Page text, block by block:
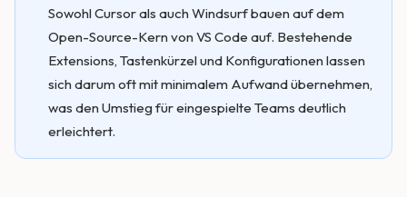
Sowohl Cursor als auch Windsurf bauen auf dem
Open-Source-Kern von VS Code auf. Bestehende
Extensions, Tastenkürzel und Konfigurationen lassen
sich darum oft mit minimalem Aufwand übernehmen,
was den Umstieg für eingespielte Teams deutlich
erleichtert.